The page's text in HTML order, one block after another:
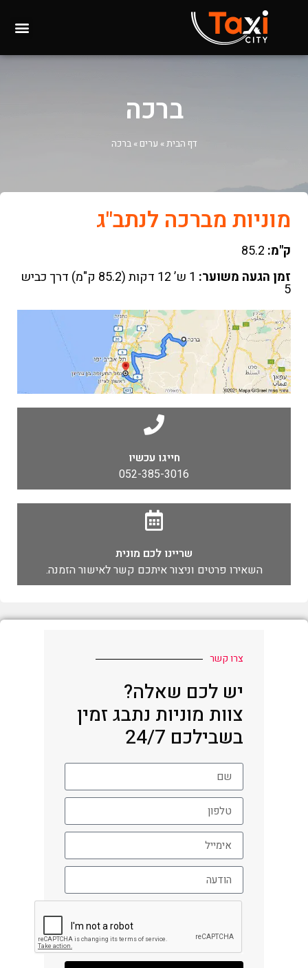
ברכה
דף הבית» ערים »ברכה
מוניות מברכה לנתב"ג
ק"מ: 85.2
זמן הגעה משוער:
1 ש’ 12 דקות (85.2 ק"מ) דרך כביש
5
חייגו עכשיו
052-385-3016
שריינו לכם מונית
השאירו פרטים וניצור איתכם קשר לאישור הזמנה.
צרו קשר
יש לכם שאלה?
צוות מוניות נתבג זמין
בשבילכם 24/7